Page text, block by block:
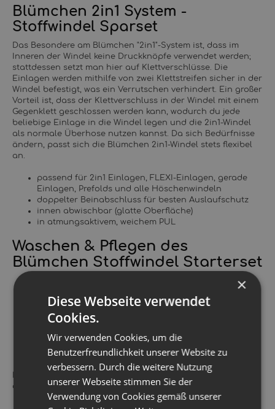
Blümchen 2in1 System -
Stoffwindel Sparset
Das Besondere am Blümchen "2in1"-System ist, dass im
Inneren der Windel keine Druckknöpfe verwendet werden;
stattdessen setzt man hier auf Klettverschlüsse. Die
Einlagen werden mithilfe von zwei Klettstreifen sicher in der
Windel befestigt, was ein Verrutschen verhindert. Ein großer
Vorteil ist, dass der Klettverschluss in der Windel mit einem
Gegenklett geschlossen werden kann, wodurch du jede
beliebige Einlage in die Windel legen und die 2in1-Windel
als normale Überhose nutzen kannst. Da sich Bedürfnisse
ändern, passt sich die Blümchen 2in1-Windel stets flexibel
an.
passend für 2in1 Einlagen, FLEXI-Einlagen, gerade
Einlagen, Prefolds und alle Höschenwindeln
doppelter Beinabschluss für besten Auslaufschutz
innen abwischbar (glatte Oberfläche)
in atmungsaktivem, weichem PUL
Waschen & Pflegen des
Blümchen Stoffwindel Starterset
Verschmutzung, 40°C reichen bei leichten
Verschmutzungen völlig aus und schonen das
Trocknergeeignet - Nur die Einlagen dürfen in den
Trockner, alle Materialien mit PUL (Überhosen,
- zum Schutz
deines Babys und der Stoffwindeln
×
Diese Webseite verwendet
Cookies.
Wir verwenden Cookies, um die
Benutzerfreundlichkeit unserer Website zu
verbessern. Durch die weitere Nutzung
unserer Webseite stimmen Sie der
Verwendung von Cookies gemäß unserer